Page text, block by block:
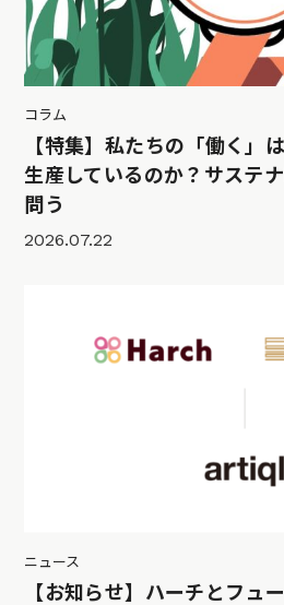
コラム
【特集】私たちの「働く」
生産しているのか？サステ
問う
2026.07.22
ニュース
【お知らせ】ハーチとフュ